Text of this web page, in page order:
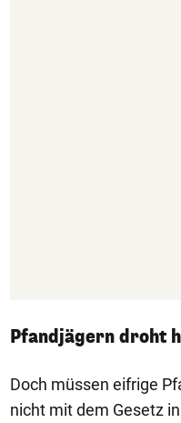
Pfandjägern droht
Doch müssen eifrige
nicht mit dem Gesetz